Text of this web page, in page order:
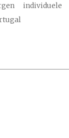
individuele